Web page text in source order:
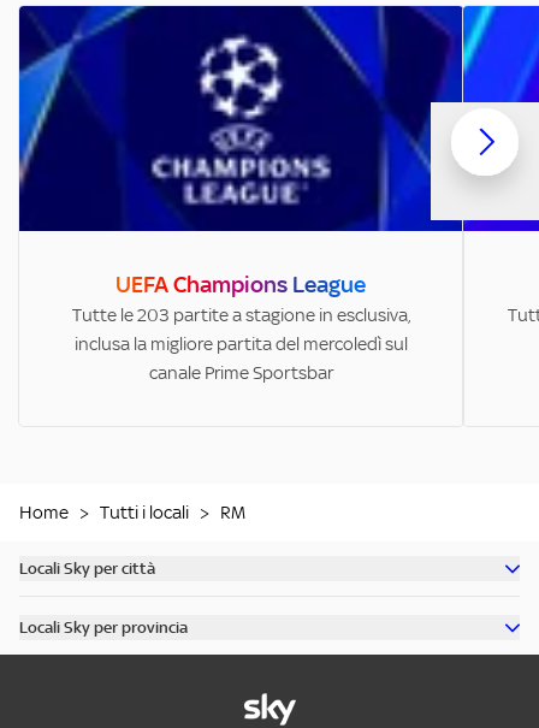
UEFA Champions League
Tutte le 203 partite a stagione in esclusiva,
inclusa la migliore partita del mercoledì sul
canale Prime Sportsbar
Home > Tutti i locali > RM
Locali Sky per città
Scopri tutti i bar di Roma
Locali Sky per provincia
Scopri tutti i bar in provincia di Milano
Scopri tutti i bar in provincia di Roma